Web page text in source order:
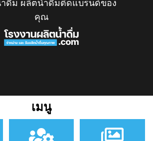
ดื่ม ผลิตน้ำดื่มติดแบรนด์ของ
คุณ
เมนู